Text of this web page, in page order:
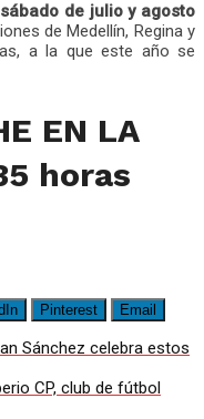
de julio y agosto
de Medellín, Regina y
a la que este año se
EN LA
horas
Pinterest Email
Sánchez celebra estos
CP, club de fútbol